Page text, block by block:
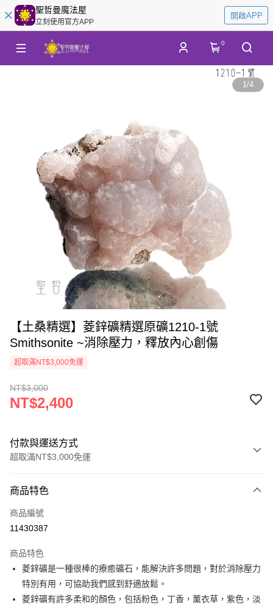
聖哲曼魔法屋
立刻使用官方APP
開啟APP
0
1/4
【土桑精選】菱鋅礦精選原礦1210-1號
Smithsonite ~消除壓力，釋放內心創傷
超取滿NT$3,000免運
NT$3,000
NT$2,400
付款與運送方式
超取滿NT$3,000免運
信用卡一次付款
超商取貨付款
Apple Pay
街口支付
商品特色
商品編號
11430387
商品特色
菱鋅礦是一種很棒的療癒礦石，能解決許多問題，對於消除壓力
特別有用，可協助我們感到舒適放鬆。
菱鋅礦有許多柔和的顏色，包括粉色，丁香，薰衣草，紫色，淡